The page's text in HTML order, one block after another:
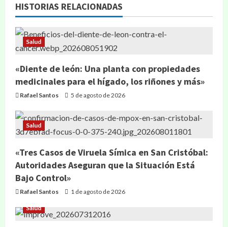
HISTORIAS RELACIONADAS
Salud
«Diente de león: Una planta con propiedades
medicinales para el hígado, los riñones y más»
Rafael Santos 5 de agosto de 2026
Salud
«Tres Casos de Viruela Símica en San Cristóbal:
Autoridades Aseguran que la Situación Está
Bajo Control»
Rafael Santos 1 de agosto de 2026
Salud